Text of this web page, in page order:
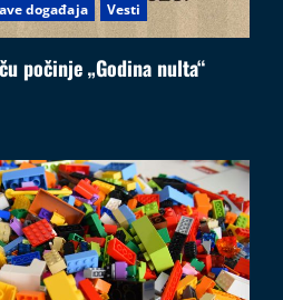
događaja Vesti
počinje „Godina nulta“